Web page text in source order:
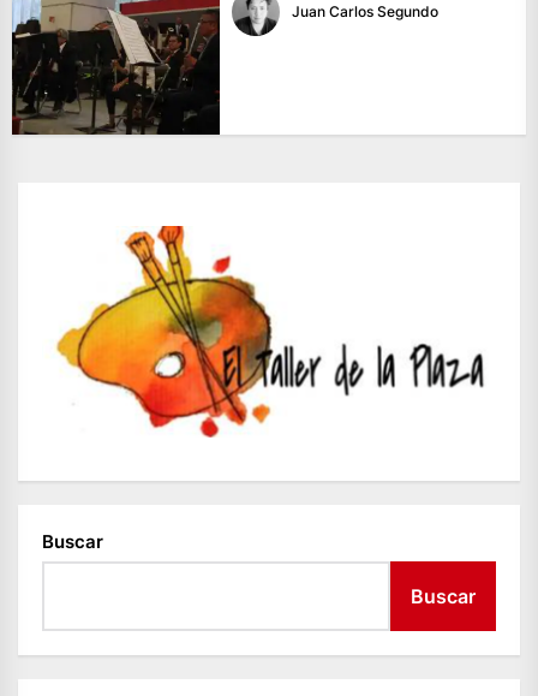
Juan Carlos Segundo
Buscar
Buscar